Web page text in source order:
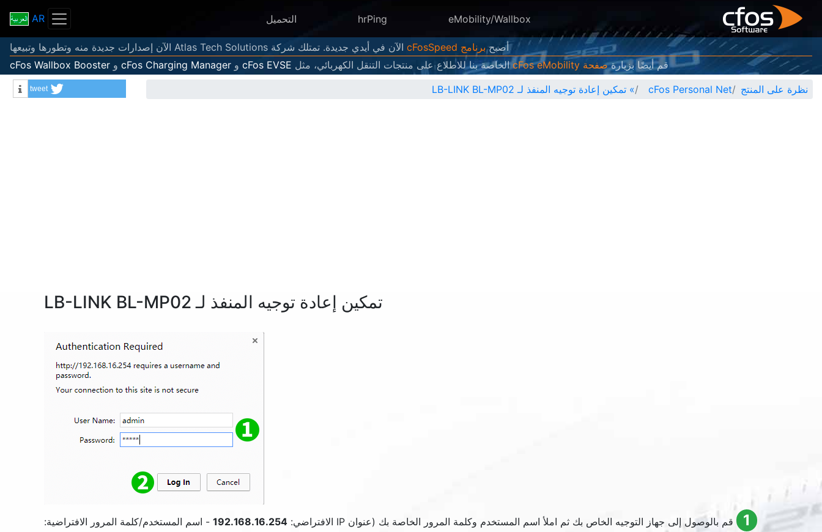
eMobility/Wallbox
hrPing التحميل AR
أصبحبرنامج cFosSpeed
الآن في أيدي جديدة. تمتلك شركة Atlas Tech Solutions الآن إصدارات جديدة منه وتطورها وتبيعها
قم أيضًا بزيارةصفحة cFos eMobility الخاصة بنا للاطلاع على منتجات التنقل الكهربائي، مثل cFos EVSE و cFos Charging Manager و cFos Wallbox Booster
نظرة على المنتج
cFos Personal Net
» تمكين إعادة توجيه المنفذ لـ LB-LINK BL-MP02 tweet
تمكين إعادة توجيه المنفذ لـ LB-LINK BL-MP02
1 قم بالوصول إلى جهاز التوجيه الخاص بك ثم املأ اسم المستخدم وكلمة المرور الخاصة بك (عنوان IP الافتراضي: 192.168.16.254 - اسم المستخدم/كلمة المرور الافتراضية: